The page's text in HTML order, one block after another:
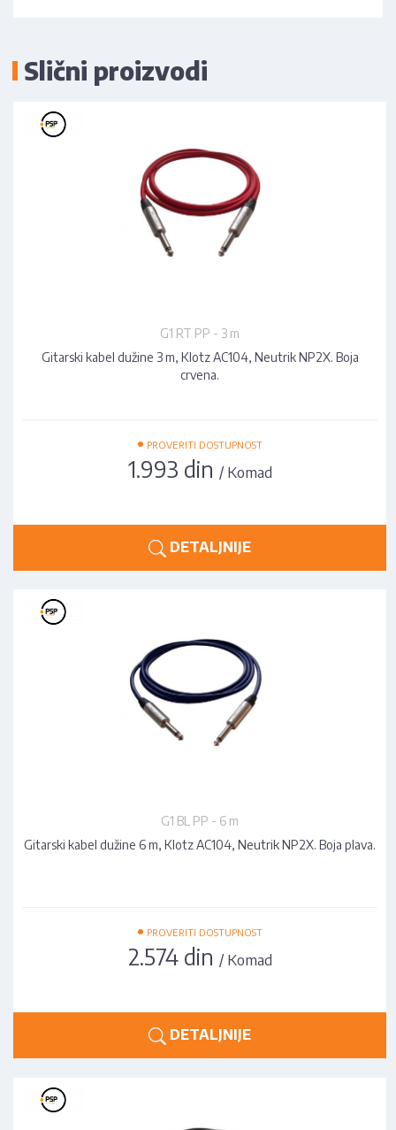
Slični proizvodi
G1 RT PP - 3 m
Gitarski kabel dužine 3 m, Klotz AC104, Neutrik NP2X. Boja
crvena.
• PROVERITI DOSTUPNOST
1.993 din / Komad
DETALJNIJE
G1 BL PP - 6 m
Gitarski kabel dužine 6 m, Klotz AC104, Neutrik NP2X. Boja plava.
• PROVERITI DOSTUPNOST
2.574 din / Komad
DETALJNIJE